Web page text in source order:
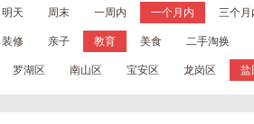
明天 周末 一周内 一个月内 三个月
装修 亲子 教育 美食 二手淘换
罗湖区 南山区 宝安区 龙岗区 盐